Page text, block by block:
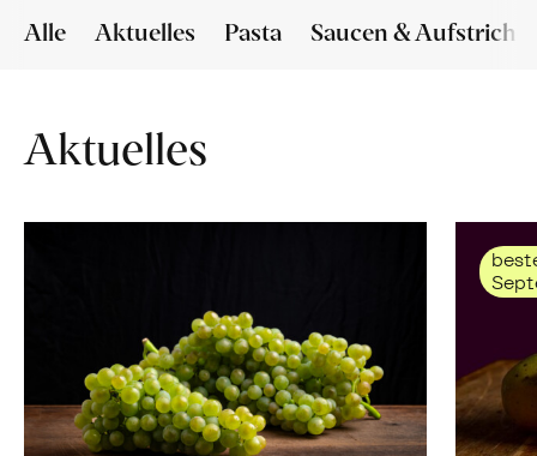
Alle Aktuelles Pasta Saucen & Aufstriche
Aktuelles